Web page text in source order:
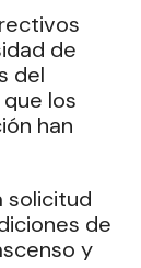
de
del
los
han
solicitud
de
y